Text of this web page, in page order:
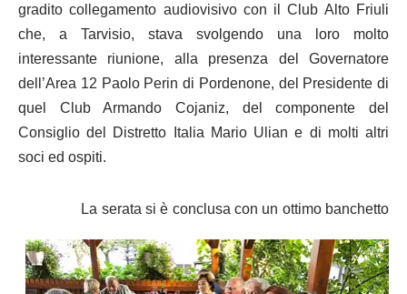
gradito collegamento audiovisivo con il Club Alto Friuli
che, a Tarvisio, stava svolgendo una loro molto
interessante riunione, alla presenza del Governatore
dell’Area 12 Paolo Perin di Pordenone, del Presidente di
quel Club Armando Cojaniz, del componente del
Consiglio del Distretto Italia Mario Ulian e di molti altri
soci ed ospiti.
La serata si è conclusa con un ottimo banchetto